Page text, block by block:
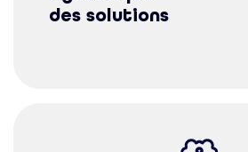
des solutions